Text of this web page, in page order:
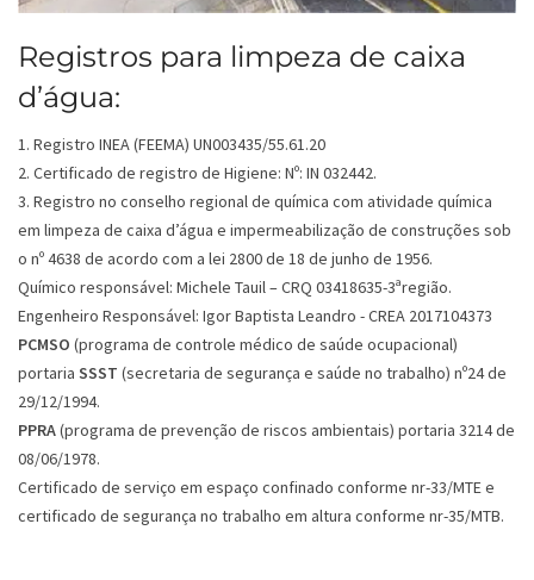
Registros para limpeza de caixa
d’água:
1. Registro INEA (FEEMA) UN003435/55.61.20
2. Certificado de registro de Higiene: Nº: IN 032442.
3. Registro no conselho regional de química com atividade química
em limpeza de caixa d’água e impermeabilização de construções sob
o nº 4638 de acordo com a lei 2800 de 18 de junho de 1956.
Químico responsável: Michele Tauil – CRQ 03418635-3ªregião.
Engenheiro Responsável: Igor Baptista Leandro - CREA 2017104373
PCMSO (programa de controle médico de saúde ocupacional)
portaria SSST (secretaria de segurança e saúde no trabalho) nº24 de
29/12/1994.
PPRA(programa de prevenção de riscos ambientais) portaria 3214 de
08/06/1978.
Certificado de serviço em espaço confinado conforme nr-33/MTE e
certificado de segurança no trabalho em altura conforme nr-35/MTB.